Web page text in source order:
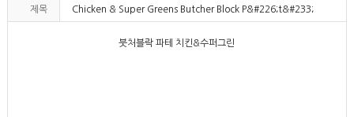
제목 Chicken & Super Greens Butcher Block P&#226;t&#233;
붓처블락 파테 치킨&수퍼그린